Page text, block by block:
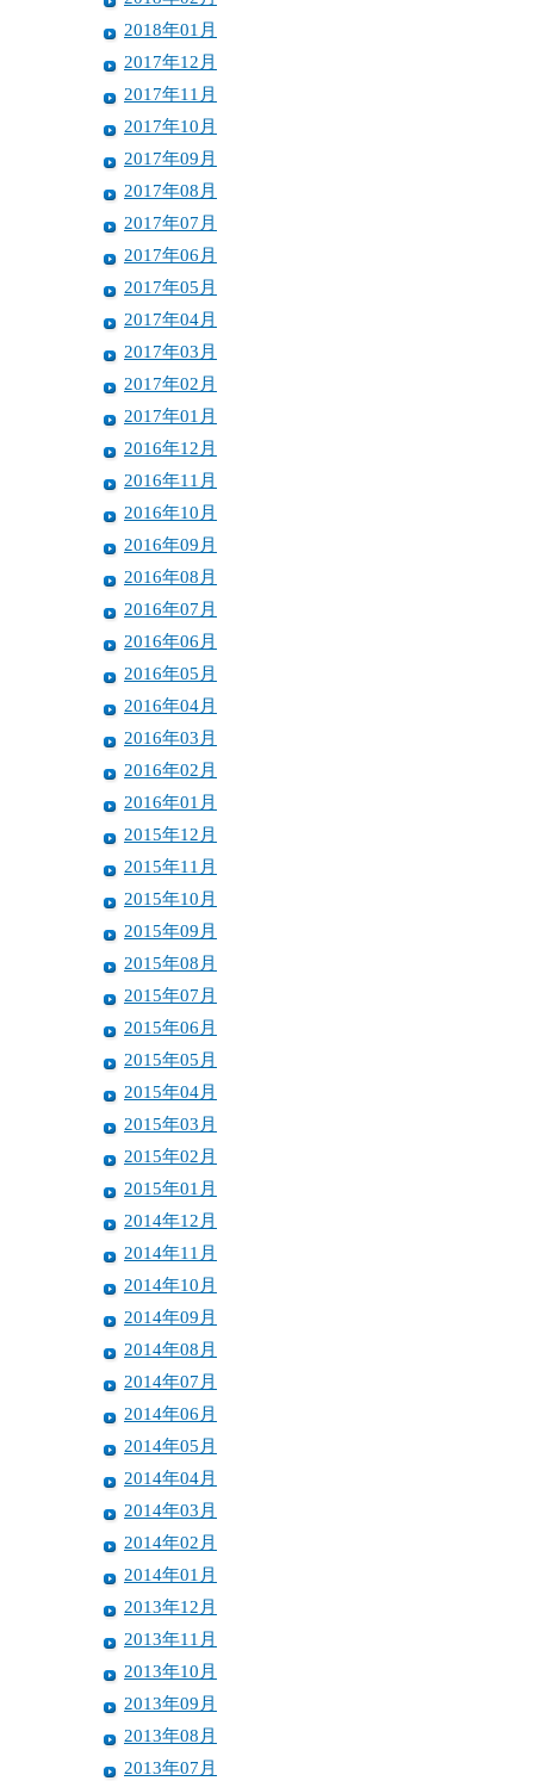
2018年01月
2017年12月
2017年11月
2017年10月
2017年09月
2017年08月
2017年07月
2017年06月
2017年05月
2017年04月
2017年03月
2017年02月
2017年01月
2016年12月
2016年11月
2016年10月
2016年09月
2016年08月
2016年07月
2016年06月
2016年05月
2016年04月
2016年03月
2016年02月
2016年01月
2015年12月
2015年11月
2015年10月
2015年09月
2015年08月
2015年07月
2015年06月
2015年05月
2015年04月
2015年03月
2015年02月
2015年01月
2014年12月
2014年11月
2014年10月
2014年09月
2014年08月
2014年07月
2014年06月
2014年05月
2014年04月
2014年03月
2014年02月
2014年01月
2013年12月
2013年11月
2013年10月
2013年09月
2013年08月
2013年07月